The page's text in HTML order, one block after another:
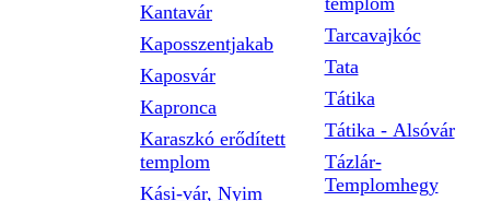
Kantavár
Kaposszentjakab
Kaposvár
Kapronca
Karaszkó erődített
templom
Kási-vár, Nyim
Tarcavajkóc
Tata
Tátika
Tátika - Alsóvár
Tázlár-
Templomhegy